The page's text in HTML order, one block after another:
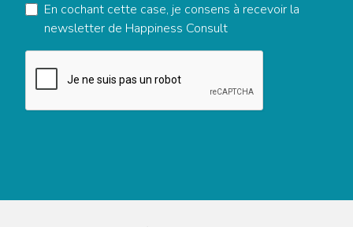
En cochant cette case, je consens à recevoir la
newsletter de Happiness Consult